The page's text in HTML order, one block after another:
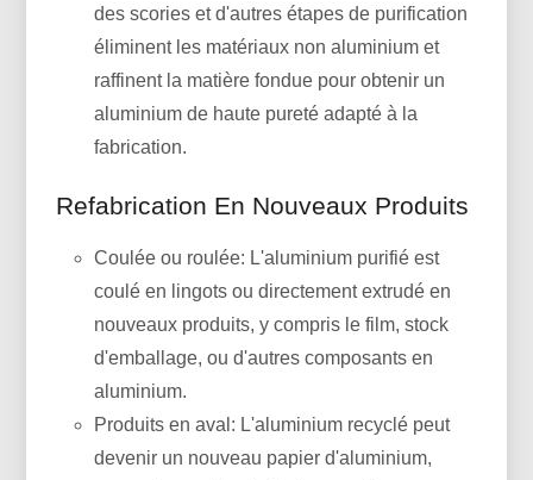
des scories et d'autres étapes de purification
éliminent les matériaux non aluminium et
raffinent la matière fondue pour obtenir un
aluminium de haute pureté adapté à la
fabrication.
Refabrication En Nouveaux Produits
Coulée ou roulée: L'aluminium purifié est
coulé en lingots ou directement extrudé en
nouveaux produits, y compris le film, stock
d'emballage, ou d'autres composants en
aluminium.
Produits en aval: L'aluminium recyclé peut
devenir un nouveau papier d'aluminium,